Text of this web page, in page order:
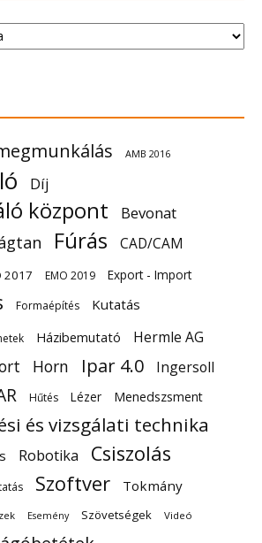
AMB 2016
Díj
központ Bevonat
Fúrás CAD/CAM
2017 EMO 2019 Export - Import
Formaépítés Kutatás
Házibemutató Hermle AG
Horn Ipar 4.0 Ingersoll
Hűtés Lézer Menedszsment
és vizsgálati technika
Robotika Csiszolás
Szoftver Tokmány
Esemény Szövetségek Videó